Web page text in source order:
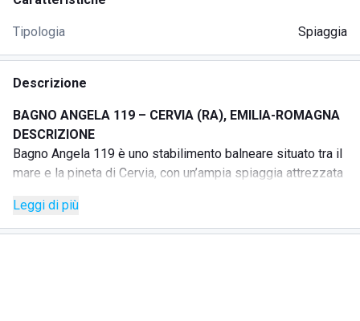
Tipologia Spiaggia
Descrizione
BAGNO ANGELA 119 – CERVIA (RA), EMILIA-ROMAGNA
DESCRIZIONE
Bagno Angela 119 è uno stabilimento balneare situato tra il
mare e la pineta di Cervia, con un’ampia spiaggia attrezzata
La struttura offre ombrelloni con lettini e sdraio, in un
ambiente curato e accogliente, ideale per chi desidera
Leggi di più